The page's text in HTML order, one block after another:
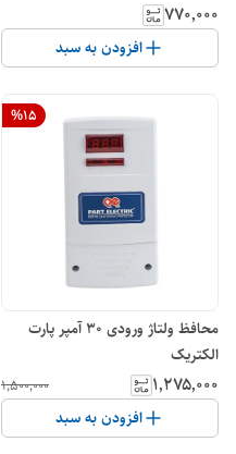
۷۷۰٬۰۰۰
افزودن به سبد
%15
محافظ ولتاژ ورودی 30 آمپر پارت
الکتریک
۱٬۲۷۵٬۰۰۰ ۱٬۵۰۰٬۰۰۰
افزودن به سبد